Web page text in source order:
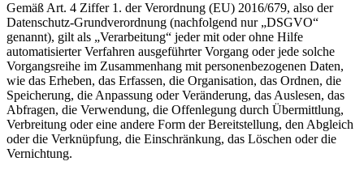
Gemäß Art. 4 Ziffer 1. der Verordnung (EU) 2016/679, also der
Datenschutz-Grundverordnung (nachfolgend nur „DSGVO“
genannt), gilt als „Verarbeitung“ jeder mit oder ohne Hilfe
automatisierter Verfahren ausgeführter Vorgang oder jede solche
Vorgangsreihe im Zusammenhang mit personenbezogenen Daten,
wie das Erheben, das Erfassen, die Organisation, das Ordnen, die
Speicherung, die Anpassung oder Veränderung, das Auslesen, das
Abfragen, die Verwendung, die Offenlegung durch Übermittlung,
Verbreitung oder eine andere Form der Bereitstellung, den Abgleich
oder die Verknüpfung, die Einschränkung, das Löschen oder die
Vernichtung.